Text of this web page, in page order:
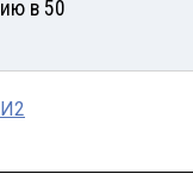
в 50